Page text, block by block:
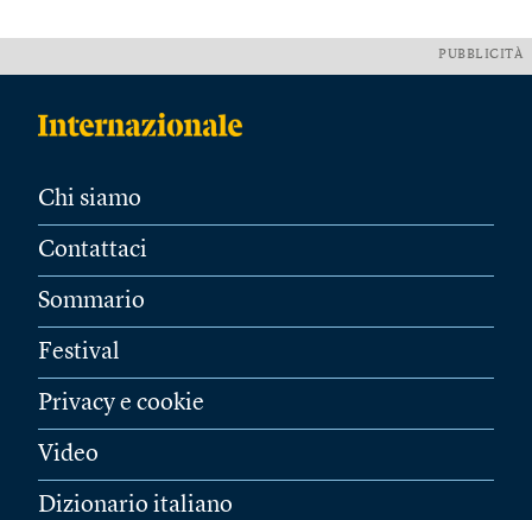
PUBBLICITÀ
Chi siamo
Contattaci
Sommario
Festival
Privacy e cookie
Video
Dizionario italiano